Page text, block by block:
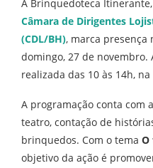
A Brinquedoteca
Câmara de Dirigentes
(CDL/BH), marca presença
domingo, 27 de novembro.
realizada das 10 às 14h,
A programação conta com
teatro, contação de
brinquedos. Com o tema O
objetivo da ação é